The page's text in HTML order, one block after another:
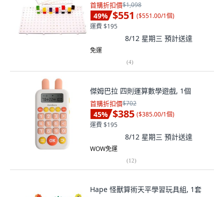
首購折扣價$1,098
49% $551 ($551.00/1個)
運費 $195
8/12 星期三 預計送達
免運
(4)
傑姆巴拉 四則運算數學遊戲, 1個
首購折扣價$702
45% $385 ($385.00/1個)
運費 $195
8/12 星期三 預計送達
WOW免運
(12)
Hape 怪獸算術天平學習玩具組, 1套